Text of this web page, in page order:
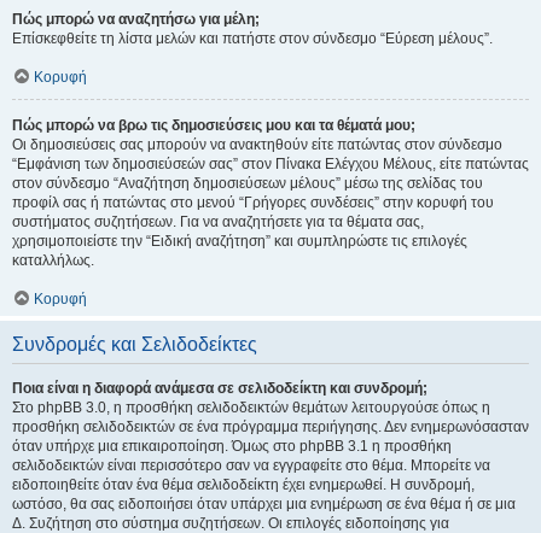
Πώς μπορώ να αναζητήσω για μέλη;
Επίσκεφθείτε τη λίστα μελών και πατήστε στον σύνδεσμο “Εύρεση μέλους”.
Κορυφή
Πώς μπορώ να βρω τις δημοσιεύσεις μου και τα θέματά μου;
Οι δημοσιεύσεις σας μπορούν να ανακτηθούν είτε πατώντας στον σύνδεσμο
“Εμφάνιση των δημοσιεύσεών σας” στον Πίνακα Ελέγχου Μέλους, είτε πατώντας
στον σύνδεσμο “Αναζήτηση δημοσιεύσεων μέλους” μέσω της σελίδας του
προφίλ σας ή πατώντας στο μενού “Γρήγορες συνδέσεις” στην κορυφή του
συστήματος συζητήσεων. Για να αναζητήσετε για τα θέματα σας,
χρησιμοποιείστε την “Ειδική αναζήτηση” και συμπληρώστε τις επιλογές
καταλλήλως.
Κορυφή
Συνδρομές και Σελιδοδείκτες
Ποια είναι η διαφορά ανάμεσα σε σελιδοδείκτη και συνδρομή;
Στο phpBB 3.0, η προσθήκη σελιδοδεικτών θεμάτων λειτουργούσε όπως η
προσθήκη σελιδοδεικτών σε ένα πρόγραμμα περιήγησης. Δεν ενημερωνόσασταν
όταν υπήρχε μια επικαιροποίηση. Όμως στο phpBB 3.1 η προσθήκη
σελιδοδεικτών είναι περισσότερο σαν να εγγραφείτε στο θέμα. Μπορείτε να
ειδοποιηθείτε όταν ένα θέμα σελιδοδείκτη έχει ενημερωθεί. Η συνδρομή,
ωστόσο, θα σας ειδοποιήσει όταν υπάρχει μια ενημέρωση σε ένα θέμα ή σε μια
Δ. Συζήτηση στο σύστημα συζητήσεων. Οι επιλογές ειδοποίησης για